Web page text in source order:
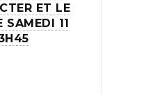
ET LE
SAMEDI 11